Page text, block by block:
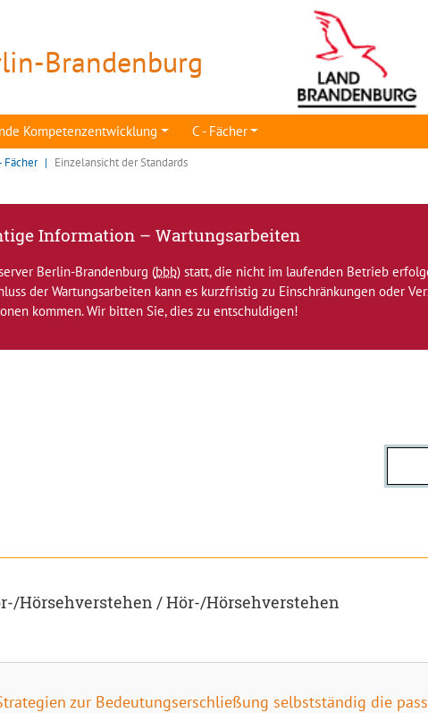
Brandenburg
Kompetenzentwicklung C - Fächer
Fächer Einzelansicht der Standards
Information – Wartungsarbeiten
Berlin-Brandenburg (bbb) statt, die nicht im laufenden Betrieb
der Wartungsarbeiten kann es kurzfristig zu Einschränkungen oder
kommen. Wir bitten Sie, dies zu entschuldigen!
Hörsehverstehen / Hör-/Hörsehverstehen
zur Bedeutungserschließung selbstständig die